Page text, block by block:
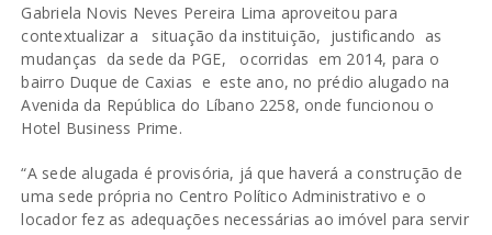
Gabriela Novis Neves Pereira Lima aproveitou para
contextualizar a situação da instituição, justificando as
mudanças da sede da PGE, ocorridas em 2014, para o
bairro Duque de Caxias e este ano, no prédio alugado na
Avenida da República do Líbano 2258, onde funcionou o
Hotel Business Prime.
“A sede alugada é provisória, já que haverá a construção de
uma sede própria no Centro Político Administrativo e o
locador fez as adequações necessárias ao imóvel para servir